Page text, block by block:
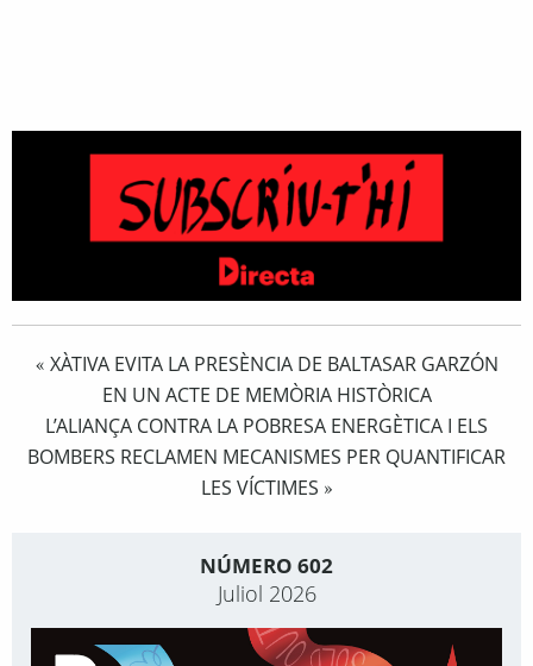
« XÀTIVA EVITA LA PRESÈNCIA DE BALTASAR GARZÓN
EN UN ACTE DE MEMÒRIA HISTÒRICA
L’ALIANÇA CONTRA LA POBRESA ENERGÈTICA I ELS
BOMBERS RECLAMEN MECANISMES PER QUANTIFICAR
LES VÍCTIMES »
NÚMERO 602
Juliol 2026